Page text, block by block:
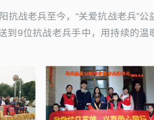
抗战老兵至今，“关爱抗战老兵”
到9位抗战老兵手中，用持续的